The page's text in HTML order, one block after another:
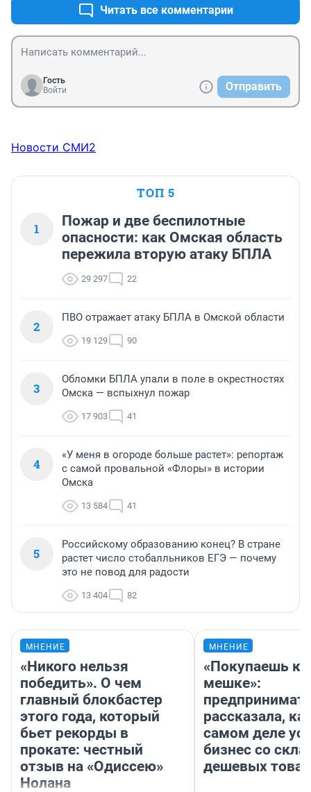
Читать все комментарии
Гость
Войти
Отправить
Новости СМИ2
ТОП 5
1
Пожар и две беспилотные
опасности: как Омская область
пережила вторую атаку БПЛА
29 297 22
2
ПВО отражает атаку БПЛА в Омской области
19 129 90
3
Обломки БПЛА упали в поле в окрестностях
Омска — вспыхнул пожар
17 903 41
4
«У меня в огороде больше растет»: репортаж
с самой провальной «Флоры» в истории
Омска
13 584 41
5
Российскому образованию конец? В стране
растет число стобалльников ЕГЭ — почему
это не повод для радости
13 404 82
МНЕНИЕ
«Никого нельзя
победить». О чем
главный блокбастер
этого года, который
бьет рекорды в
прокате: честный
отзыв на «Одиссею»
Нолана
МНЕНИЕ
«Покупаешь
мешке»:
рассказала,
самом деле
бизнес со
дешевых